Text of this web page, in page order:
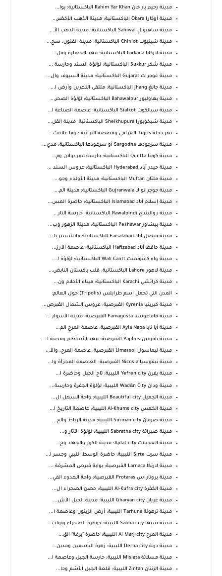
مدينة رحيم يار خان Rahim Yar Khan الباكستانية: بوا...
مدينة أوكارا Okara الباكستانية: مدينة الذهب الأخضر...
مدينة ساهيوال Sahiwal الباكستانية: مدينة الذهب الأ...
مدينة شينيوت Chiniot الباكستانية: مدينة الفنون، سح...
مدينة لاركانا Larkana الباكستانية: مهد الحضارة وقل...
مدينة سُكر Sukkur الباكستانية: لؤلؤة السند وحارسة ...
مدينة غوجرات Gujarat الباكستانية: مدينة السيوف وال...
مدينة جانغ Jhang الباكستانية: ملتقى النهرين وأرض ا...
مدينة بهاولبور Bahawalpur الباكستانية: لؤلؤة الصحر...
مدينة سيالكوت Sialkot الباكستانية: عاصمة الصناعة ا...
مدينة شيخوبورا Sheikhupura الباكستانية: مدينة القل...
نهر دجلة Tigris العراقي وقصصه التراثية : وما علاقت...
مدينة سرجودها Sargodha أو سرغودها الباكستانية: مدي...
مدينة كويتا Quetta الباكستانية: حارسة ممر بولان وم...
مدينة حيدر آباد Hyderabad الباكستانية: عروس السند ...
مدينة ملتان Multan الباكستانية: مدينة الأولياء وجو...
مدينة جوجرانوالا Gujranwala الباكستانية: مدينة الم...
مدينة إسلام آباد Islamabad الباكستانية: حاضرة المس...
مدينة روالبندي Rawalpindi الباكستانية: حارسة التار...
مدينة بيشاور Peshawar الباكستانية: مدينة الزهور وب...
مدينة فيصل آباد Faisalabad الباكستانية: مانشستر با...
مدينة حافظ آباد Hafizabad الباكستانية: عاصمة الأرز...
مدينة واه كانتونمنت Wah Cantt الباكستانية: لؤلؤة ا...
مدينة لاهور Lahore الباكستانية: قلب باكستان النابض...
مدينة كراتشي Karachi الباكستانية: ميناء الأحلام ون...
المدن التي تحمل اسم طرابلس (Tripolis) حول العالم:
مدينة كيرينيا Kyrenia القبرصية: عروس الشمال القبرص...
مدينة فاماغوستا Famagusta القبرصية: مدينة الأسوار ...
مدينة أيا نابا Ayia Napa القبرصية: عاصمة المرح الم...
مدينة بافوس Paphos القبرصية: مهد الأساطير ومدينة ا...
مدينة ليماسول Limassol القبرصية: عاصمة المرح، والأ...
مدينة نيقوسيا Nicosia القبرصية: العاصمة المجزأة وا...
مدينة يفرن Yefren city الليبية: تاج الجبل وحاضرة ا...
مدينة ودان Wadān City الليبية: لؤلؤة الجفرة وحارسة...
مدينة الجميل Beautiful city الليبية: واحة السهل ال...
مدينة الخمس Al-Khums city الليبية: عاصمة التاريخ ا...
مدينة صرمان Surman city الليبية: مدينة الرباط والج...
مدينة صبراتة Sabratha city الليبية: لؤلؤة الآثار و...
مدينة العجيلات Ajilat city: مدينة الكرم والجهاد وح...
مدينة سرت Sirte الليبية: حاضرة الوسط الليبي وجسر ا...
مدينة لارنكا Larnaca القبرصية: بوابة قبرص المشرقة ...
مدينة بروتاراس Protaras القبرصية: واحة الهدوء الفي...
مدينة الكفرة Al-Kufra city الليبية: حصن الصحراء ال...
مدينة غريان Gharyan city الليبية: مدينة الجبل الأش...
مدينة ترهونة Tarhuna الليبية: أرض الزيتون وعاصمة ا...
مدينة سبها Sabha city الليبية: جوهرة الصحراء وبواب...
مدينة المرج Al Marj city الليبية: حاضرة "برقة" الق...
مدينة درنة Derna city الليبية: زهرة الياسمين ومدين...
مدينة مسلاتة Mislata الليبية: حارسة الجبل وعاصمة ا...
مدينة الزنتان Zintan الليبية: قلعة الجبل الأشم وحا...